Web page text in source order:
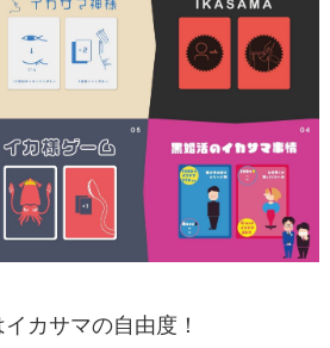
カサマの自由度！